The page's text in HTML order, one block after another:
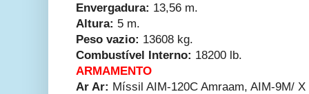
Envergadura: 13,56 m.
Altura: 5 m.
Peso vazio: 13608 kg.
Combustível Interno: 18200 lb.
ARMAMENTO
Ar Ar: Míssil AIM-120C Amraam, AIM-9M/ X